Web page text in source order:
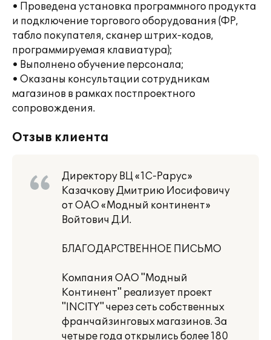
• Проведена установка программного продукта
и подключение торгового оборудования (ФР,
табло покупателя, сканер штрих-кодов,
программируемая клавиатура);
• Выполнено обучение персонала;
• Оказаны консультации сотрудникам
магазинов в рамках постпроектного
сопровождения.
Отзыв клиента
Директору ВЦ «1С-Рарус»
Казачкову Дмитрию Иосифовичу
от ОАО «Модный континент»
Войтович Д.И.
БЛАГОДАРСТВЕННОЕ ПИСЬМО
Компания ОАО "Модный
Континент" реализует проект
"INCITY" через сеть собственных
франчайзинговых магазинов. За
четыре года открылись более 180